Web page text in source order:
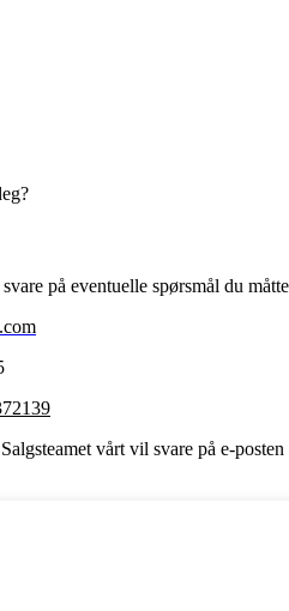
på eventuelle spørsmål du
Salgsteamet vårt vil svare på e-